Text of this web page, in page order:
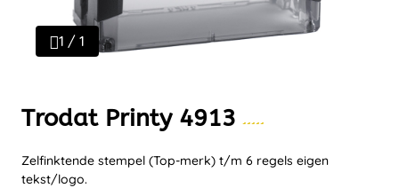
1 / 1
Trodat Printy 4913
Zelfinktende stempel (Top-merk) t/m 6 regels eigen
tekst/logo.